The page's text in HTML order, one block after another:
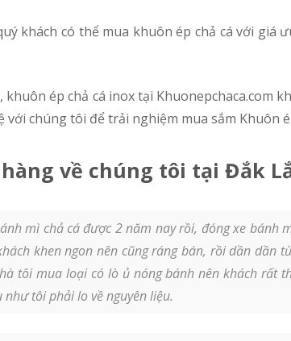
khuôn ép chả cá inox tại Khuonepchaca.com
chúng tôi để trải nghiệm mua sắm Khuôn
về chúng tôi tại Đắk
mì chả cá được 2 năm nay rồi, đóng xe bánh
khen ngon nên cũng ráng bán, rồi dần dần
tôi mua loại có lò ủ nóng bánh nên khách rất
tôi phải lo về nguyên liệu.